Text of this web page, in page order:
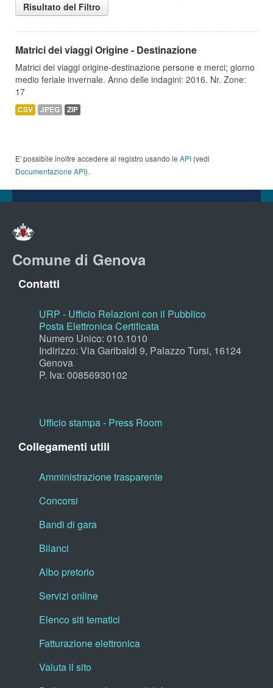
Risultato del Filtro
Matrici dei viaggi Origine - Destinazione
Matrici dei viaggi origine-destinazione persone e merci; giorno
medio feriale invernale. Anno delle indagini: 2016. Nr. Zone:
17
CSV JPEG ZIP
E' possibile inoltre accedere al registro usando le API (vedi
Documentazione API).
Comune di Genova
Contatti
URP - Ufficio Relazioni con il Pubblico
Posta Elettronica Certificata
Numero Unico: 010.1010
Indirizzo: Via Garibaldi 9, Palazzo Tursi, 16124
Genova
P. Iva: 00856930102
Ufficio stampa - Press Room
Collegamenti utili
Amministrazione trasparente
Concorsi
Bandi di gara
Bilanci
Albo pretorio
Servizi online
Elenco siti tematici
Fatturazione elettronica
Valuta il sito